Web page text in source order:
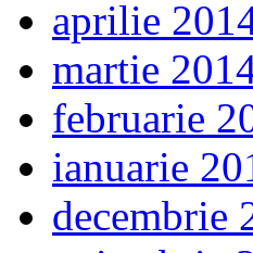
aprilie
martie
februarie
ianuarie
decembrie